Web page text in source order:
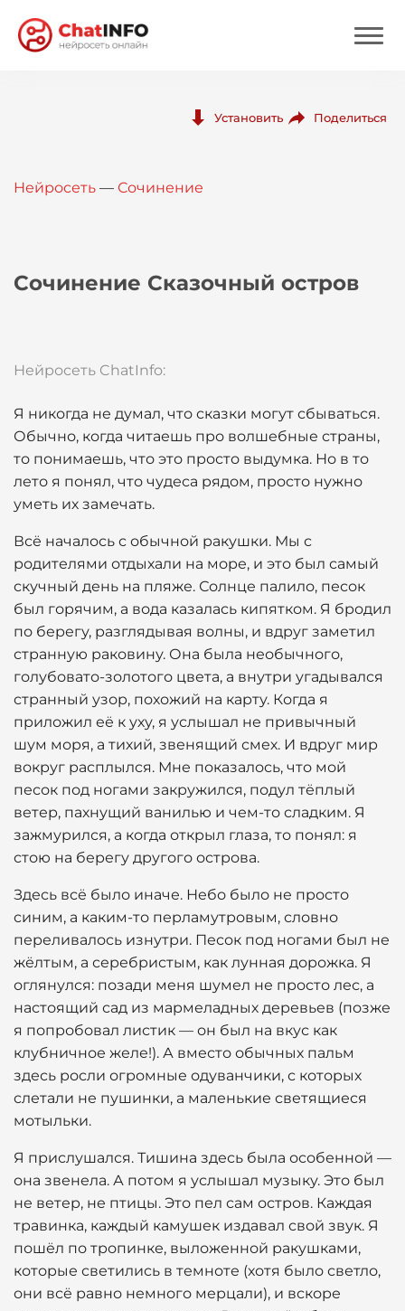
Вход
Установить Поделиться
Нейросеть — Сочинение
Сочинение Сказочный остров
Нейросеть ChatInfo:
Я никогда не думал, что сказки могут сбываться.
Обычно, когда читаешь про волшебные страны,
то понимаешь, что это просто выдумка. Но в то
лето я понял, что чудеса рядом, просто нужно
уметь их замечать.
Всё началось с обычной ракушки. Мы с
родителями отдыхали на море, и это был самый
скучный день на пляже. Солнце палило, песок
был горячим, а вода казалась кипятком. Я бродил
по берегу, разглядывая волны, и вдруг заметил
странную раковину. Она была необычного,
голубовато-золотого цвета, а внутри угадывался
странный узор, похожий на карту. Когда я
приложил её к уху, я услышал не привычный
шум моря, а тихий, звенящий смех. И вдруг мир
вокруг расплылся. Мне показалось, что мой
песок под ногами закружился, подул тёплый
ветер, пахнущий ванилью и чем-то сладким. Я
зажмурился, а когда открыл глаза, то понял: я
стою на берегу другого острова.
Здесь всё было иначе. Небо было не просто
синим, а каким-то перламутровым, словно
переливалось изнутри. Песок под ногами был не
жёлтым, а серебристым, как лунная дорожка. Я
оглянулся: позади меня шумел не просто лес, а
настоящий сад из мармеладных деревьев (позже
я попробовал листик — он был на вкус как
клубничное желе!). А вместо обычных пальм
здесь росли огромные одуванчики, с которых
слетали не пушинки, а маленькие светящиеся
мотыльки.
Я прислушался. Тишина здесь была особенной —
она звенела. А потом я услышал музыку. Это был
не ветер, не птицы. Это пел сам остров. Каждая
травинка, каждый камушек издавал свой звук. Я
пошёл по тропинке, выложенной ракушками,
которые светились в темноте (хотя было светло,
они всё равно немного мерцали), и вскоре